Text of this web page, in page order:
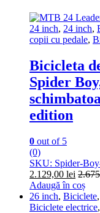
24 inch, 24 inch,
copii cu pedale,
Bicicleta
Spider
edition
0 out of 5
(0)
SKU: Spider-
2.129,00 lei
Adaugă în coș
26 inch, Biciclete,
Biciclete electrice,